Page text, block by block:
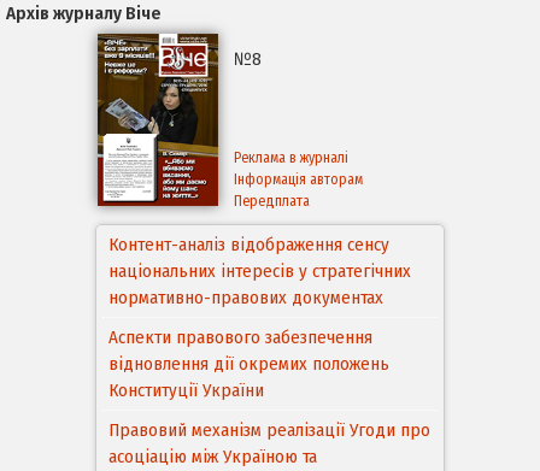
Архів журналу Віче
№8
Реклама в журналі
Інформація авторам
Передплата
Контент-аналіз відображення сенсу
національних інтересів у стратегічних
нормативно-правових документах
Аспекти правового забезпечення
відновлення дії окремих положень
Конституції України
Правовий механізм реалізації Угоди про
асоціацію між Україною та